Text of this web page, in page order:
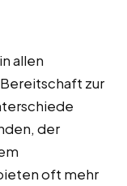
allen
zur
der
oft mehr